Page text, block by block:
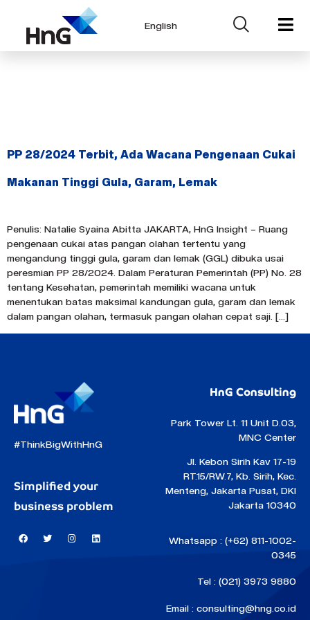
English
PP 28/2024 Terbit, Ada Wacana Pengenaan Cukai
Makanan Tinggi Gula, Garam, Lemak
Penulis: Natalie Syaina Abitta JAKARTA, HnG Insight – Ruang
pengenaan cukai atas pangan olahan tertentu yang
mengandung tinggi gula, garam dan lemak (GGL) dibuka usai
peresmian PP 28/2024. Dalam Peraturan Pemerintah (PP) No. 28
tentang Kesehatan, pemerintah memiliki wacana untuk
menentukan batas maksimal kandungan gula, garam dan lemak
dalam pangan olahan, termasuk pangan olahan cepat saji. […]
#ThinkBigWithHnG
Simplified your
business problem
HnG Consulting
Park Tower Lt. 11 Unit D.03,
MNC Center
Jl. Kebon Sirih Kav 17-19
RT.15/RW.7, Kb. Sirih, Kec.
Menteng, Jakarta Pusat, DKI
Jakarta 10340
Whatsapp : (+62) 811-1002-
0345
Tel : (021) 3973 9880
Email : consulting@hng.co.id